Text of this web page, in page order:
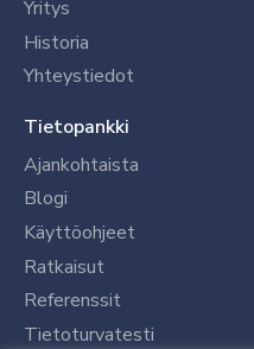
Yritys
Historia
Yhteystiedot
Tietopankki
Ajankohtaista
Blogi
Käyttöohjeet
Ratkaisut
Referenssit
Tietoturvatesti